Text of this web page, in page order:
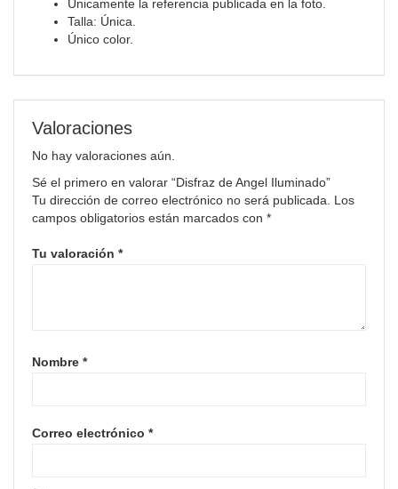
Únicamente la referencia publicada en la foto.
Talla: Única.
Único color.
Valoraciones
No hay valoraciones aún.
Sé el primero en valorar “Disfraz de Angel Iluminado”
Tu dirección de correo electrónico no será publicada.
Los
campos obligatorios están marcados con *
Tu valoración *
Nombre *
Correo electrónico *